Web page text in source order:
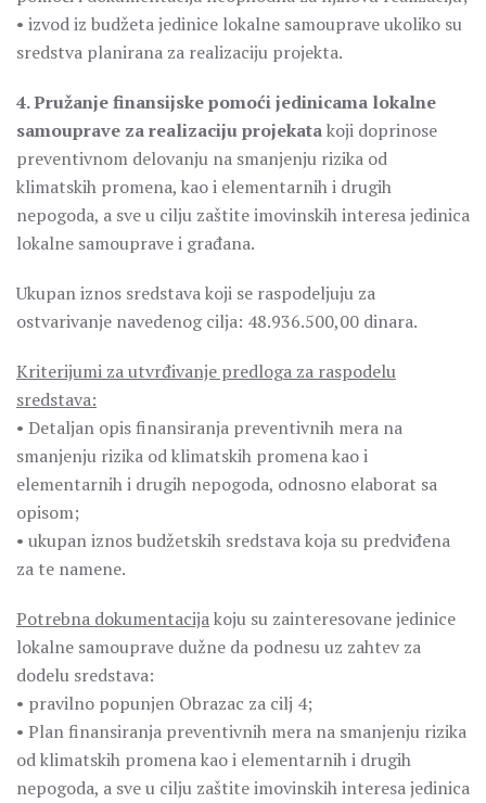
• izvod iz budžeta jedinice lokalne samouprave ukoliko su
sredstva planirana za realizaciju projekta.
4. Pružanje finansijske pomoći jedinicama lokalne
samouprave za realizaciju projekatakoji doprinose
preventivnom delovanju na smanjenju rizika od
klimatskih promena, kao i elementarnih i drugih
nepogoda, a sve u cilju zaštite imovinskih interesa jedinica
lokalne samouprave i građana.
Ukupan iznos sredstava koji se raspodeljuju za
ostvarivanje navedenog cilja: 48.936.500,00 dinara.
Kriterijumi za utvrđivanje predloga za raspodelu
sredstava:
• Detaljan opis finansiranja preventivnih mera na
smanjenju rizika od klimatskih promena kao i
elementarnih i drugih nepogoda, odnosno elaborat sa
opisom;
• ukupan iznos budžetskih sredstava koja su predviđena
za te namene.
Potrebna dokumentacijakoju su zainteresovane jedinice
lokalne samouprave dužne da podnesu uz zahtev za
dodelu sredstava:
• pravilno popunjen Obrazac za cilj 4;
• Plan finansiranja preventivnih mera na smanjenju rizika
od klimatskih promena kao i elementarnih i drugih
nepogoda, a sve u cilju zaštite imovinskih interesa jedinica